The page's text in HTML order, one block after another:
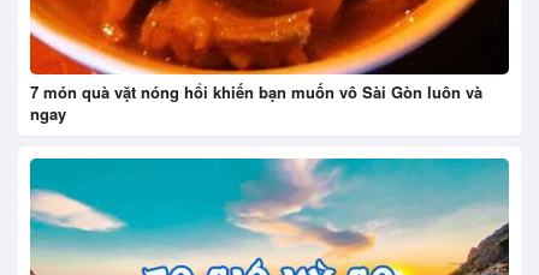
7 món quà vặt nóng hổi khiến bạn muốn vô Sài Gòn luôn và
ngay